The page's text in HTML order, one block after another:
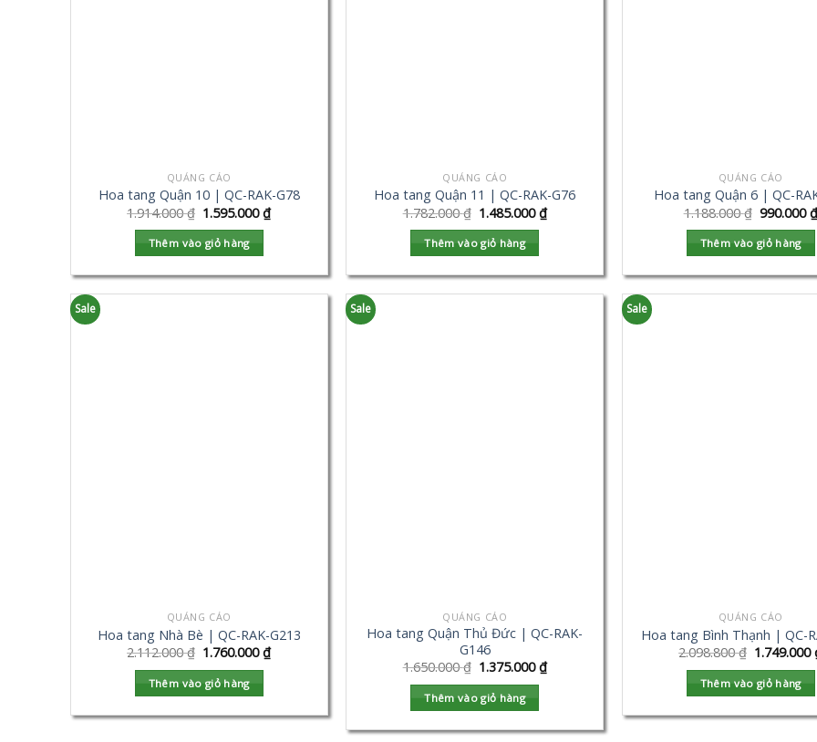
QUẢNG CÁO
Hoa tang Quận 10 | QC-RAK-G78
1.914.000₫ 1.595.000₫
Thêm vào giỏ hàng
QUẢNG CÁO
Hoa tang Quận 11 | QC-RAK-G76
1.782.000₫ 1.485.000₫
Thêm vào giỏ hàng
QUẢNG CÁO
Hoa tang Quận 6 | QC-
1.188.000₫ 990.000₫
Thêm vào giỏ hàng
Sale
QUẢNG CÁO
Hoa tang Nhà Bè | QC-RAK-G213
2.112.000₫ 1.760.000₫
Thêm vào giỏ hàng
Sale
QUẢNG CÁO
Hoa tang Quận Thủ Đức | QC-RAK-
G146
1.650.000₫ 1.375.000₫
Thêm vào giỏ hàng
Sale
QUẢNG CÁO
Hoa tang Bình Thạnh | QC-
2.098.800₫ 1.749.000
Thêm vào giỏ hàng